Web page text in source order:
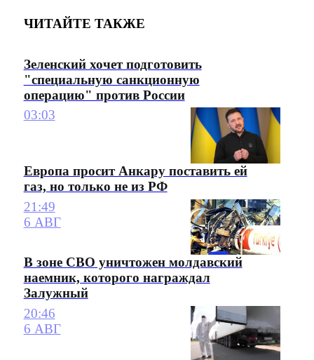
ЧИТАЙТЕ ТАКЖЕ
Зеленский хочет подготовить
"специальную санкционную
операцию" против России
03:03
Европа просит Анкару поставить ей
газ, но только не из РФ
21:49
6 АВГ
В зоне СВО уничтожен молдавский
наемник, которого награждал
Залужный
20:46
6 АВГ